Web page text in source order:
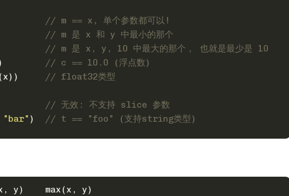
// m == x, 单个参数都可以!
y)
// m 是 x 和 y 中最小的那个
// m 是 x, y, 10 中最大的那个， 也就是最少是 10
// c == 10.0 (浮点数)
(x))
// float32类型
// 无效: 不支持 slice 参数
"bar" ) // t == "foo" (支持string类型)
y)    max(x, y)